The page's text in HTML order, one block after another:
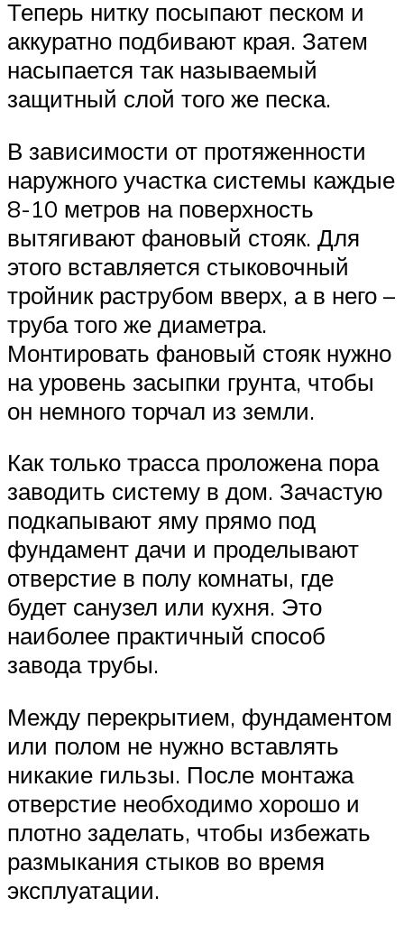
Теперь нитку посыпают песком и
аккуратно подбивают края. Затем
насыпается так называемый
защитный слой того же песка.
В зависимости от протяженности
наружного участка системы каждые
8-10 метров на поверхность
вытягивают фановый стояк. Для
этого вставляется стыковочный
тройник раструбом вверх, а в него –
труба того же диаметра.
Монтировать фановый стояк нужно
на уровень засыпки грунта, чтобы
он немного торчал из земли.
Как только трасса проложена пора
заводить систему в дом. Зачастую
подкапывают яму прямо под
фундамент дачи и проделывают
отверстие в полу комнаты, где
будет санузел или кухня. Это
наиболее практичный способ
завода трубы.
Между перекрытием, фундаментом
или полом не нужно вставлять
никакие гильзы. После монтажа
отверстие необходимо хорошо и
плотно заделать, чтобы избежать
размыкания стыков во время
эксплуатации.